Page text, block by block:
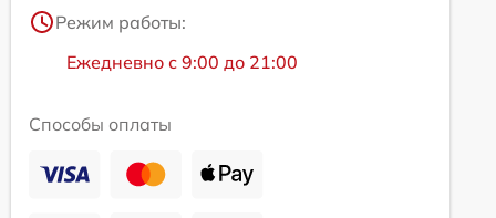
Режим работы:
Ежедневно с 9:00 до 21:00
Способы оплаты